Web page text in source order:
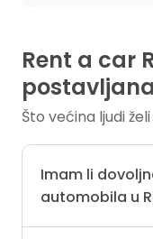
Rent a car
Što većina ljudi
Imam li
automobila u